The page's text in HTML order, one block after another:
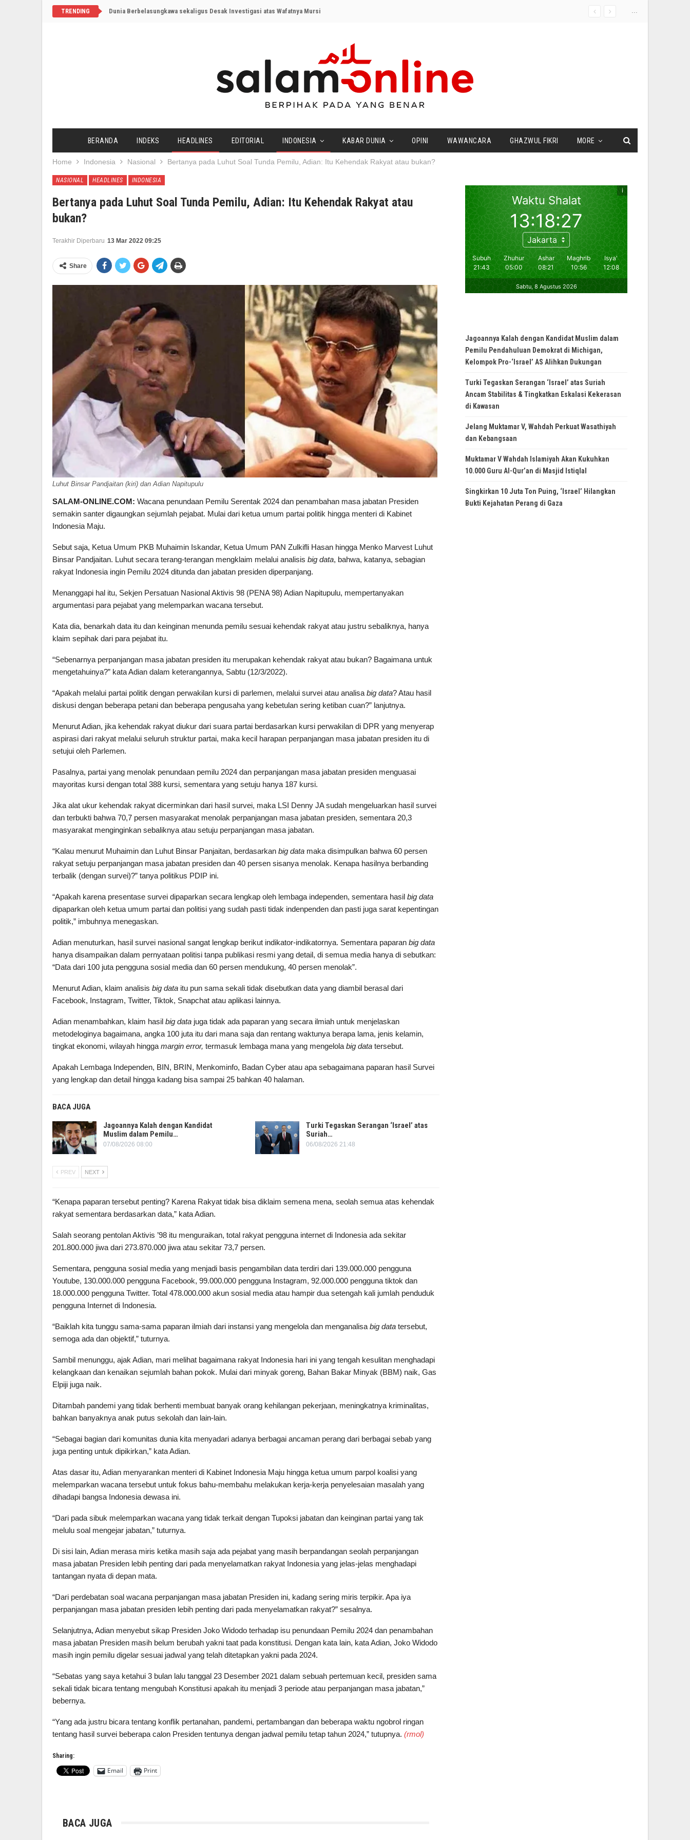
...
TRENDING Dunia Berbelasungkawa sekaligus Desak Investigasi atas Wafatnya Mursi
BERANDA INDEKS HEADLINES EDITORIAL INDONESIA KABAR DUNIA OPINI WAWANCARA GHAZWUL FIKRI MORE
Home Indonesia Nasional Bertanya pada Luhut Soal Tunda Pemilu, Adian: Itu Kehendak Rakyat atau bukan?
NASIONAL HEADLINES INDONESIA
Bertanya pada Luhut Soal Tunda Pemilu, Adian: Itu Kehendak Rakyat atau
bukan?
Terakhir Diperbaru 13 Mar 2022 09:25
Share
Luhut Binsar Pandjaitan (kiri) dan Adian Napitupulu
SALAM-ONLINE.COM: Wacana penundaan Pemilu Serentak 2024 dan penambahan masa jabatan Presiden
semakin santer digaungkan sejumlah pejabat. Mulai dari ketua umum partai politik hingga menteri di Kabinet
Indonesia Maju.
Sebut saja, Ketua Umum PKB Muhaimin Iskandar, Ketua Umum PAN Zulkifli Hasan hingga Menko Marvest Luhut
Binsar Pandjaitan. Luhut secara terang-terangan mengklaim melalui analisis big data, bahwa, katanya, sebagian
rakyat Indonesia ingin Pemilu 2024 ditunda dan jabatan presiden diperpanjang.
Menanggapi hal itu, Sekjen Persatuan Nasional Aktivis 98 (PENA 98) Adian Napitupulu, mempertanyakan
argumentasi para pejabat yang melemparkan wacana tersebut.
Kata dia, benarkah data itu dan keinginan menunda pemilu sesuai kehendak rakyat atau justru sebaliknya, hanya
klaim sepihak dari para pejabat itu.
“Sebenarnya perpanjangan masa jabatan presiden itu merupakan kehendak rakyat atau bukan? Bagaimana untuk
mengetahuinya?” kata Adian dalam keterangannya, Sabtu (12/3/2022).
“Apakah melalui partai politik dengan perwakilan kursi di parlemen, melalui survei atau analisa big data? Atau hasil
diskusi dengan beberapa petani dan beberapa pengusaha yang kebetulan sering ketiban cuan?” lanjutnya.
Menurut Adian, jika kehendak rakyat diukur dari suara partai berdasarkan kursi perwakilan di DPR yang menyerap
aspirasi dari rakyat melalui seluruh struktur partai, maka kecil harapan perpanjangan masa jabatan presiden itu di
setujui oleh Parlemen.
Pasalnya, partai yang menolak penundaan pemilu 2024 dan perpanjangan masa jabatan presiden menguasai
mayoritas kursi dengan total 388 kursi, sementara yang setuju hanya 187 kursi.
Jika alat ukur kehendak rakyat dicerminkan dari hasil survei, maka LSI Denny JA sudah mengeluarkan hasil survei
dan terbukti bahwa 70,7 persen masyarakat menolak perpanjangan masa jabatan presiden, sementara 20,3
masyarakat menginginkan sebaliknya atau setuju perpanjangan masa jabatan.
“Kalau menurut Muhaimin dan Luhut Binsar Panjaitan, berdasarkan big data maka disimpulkan bahwa 60 persen
rakyat setuju perpanjangan masa jabatan presiden dan 40 persen sisanya menolak. Kenapa hasilnya berbanding
terbalik (dengan survei)?” tanya politikus PDIP ini.
“Apakah karena presentase survei dipaparkan secara lengkap oleh lembaga independen, sementara hasil big data
dipaparkan oleh ketua umum partai dan politisi yang sudah pasti tidak indenpenden dan pasti juga sarat kepentingan
politik,” imbuhnya menegaskan.
Adian menuturkan, hasil survei nasional sangat lengkap berikut indikator-indikatornya. Sementara paparan big data
hanya disampaikan dalam pernyataan politisi tanpa publikasi resmi yang detail, di semua media hanya di sebutkan:
“Data dari 100 juta pengguna sosial media dan 60 persen mendukung, 40 persen menolak”.
Menurut Adian, klaim analisis big data itu pun sama sekali tidak disebutkan data yang diambil berasal dari
Facebook, Instagram, Twitter, Tiktok, Snapchat atau aplikasi lainnya.
Adian menambahkan, klaim hasil big data juga tidak ada paparan yang secara ilmiah untuk menjelaskan
metodeloginya bagaimana, angka 100 juta itu dari mana saja dan rentang waktunya berapa lama, jenis kelamin,
tingkat ekonomi, wilayah hingga margin error, termasuk lembaga mana yang mengelola big data tersebut.
Apakah Lembaga Independen, BIN, BRIN, Menkominfo, Badan Cyber atau apa sebagaimana paparan hasil Survei
yang lengkap dan detail hingga kadang bisa sampai 25 bahkan 40 halaman.
BACA JUGA
Jagoannya Kalah dengan Kandidat
Muslim dalam Pemilu…
07/08/2026 08:00
Turki Tegaskan Serangan ‘Israel’ atas
Suriah…
06/08/2026 21:48
PREV NEXT
“Kenapa paparan tersebut penting? Karena Rakyat tidak bisa diklaim semena mena, seolah semua atas kehendak
rakyat sementara berdasarkan data,” kata Adian.
Salah seorang pentolan Aktivis ’98 itu menguraikan, total rakyat pengguna internet di Indonesia ada sekitar
201.800.000 jiwa dari 273.870.000 jiwa atau sekitar 73,7 persen.
Sementara, pengguna sosial media yang menjadi basis pengambilan data terdiri dari 139.000.000 pengguna
Youtube, 130.000.000 pengguna Facebook, 99.000.000 pengguna Instagram, 92.000.000 pengguna tiktok dan
18.000.000 pengguna Twitter. Total 478.000.000 akun sosial media atau hampir dua setengah kali jumlah penduduk
pengguna Internet di Indonesia.
“Baiklah kita tunggu sama-sama paparan ilmiah dari instansi yang mengelola dan menganalisa big data tersebut,
semoga ada dan objektif,” tuturnya.
Sambil menunggu, ajak Adian, mari melihat bagaimana rakyat Indonesia hari ini yang tengah kesulitan menghadapi
kelangkaan dan kenaikan sejumlah bahan pokok. Mulai dari minyak goreng, Bahan Bakar Minyak (BBM) naik, Gas
Elpiji juga naik.
Ditambah pandemi yang tidak berhenti membuat banyak orang kehilangan pekerjaan, meningkatnya kriminalitas,
bahkan banyaknya anak putus sekolah dan lain-lain.
“Sebagai bagian dari komunitas dunia kita menyadari adanya berbagai ancaman perang dari berbagai sebab yang
juga penting untuk dipikirkan,” kata Adian.
Atas dasar itu, Adian menyarankan menteri di Kabinet Indonesia Maju hingga ketua umum parpol koalisi yang
melemparkan wacana tersebut untuk fokus bahu-membahu melakukan kerja-kerja penyelesaian masalah yang
dihadapi bangsa Indonesia dewasa ini.
“Dari pada sibuk melemparkan wacana yang tidak terkait dengan Tupoksi jabatan dan keinginan partai yang tak
melulu soal mengejar jabatan,” tuturnya.
Di sisi lain, Adian merasa miris ketika masih saja ada pejabat yang masih berpandangan seolah perpanjangan
masa jabatan Presiden lebih penting dari pada menyelamatkan rakyat Indonesia yang jelas-jelas menghadapi
tantangan nyata di depan mata.
“Dari perdebatan soal wacana perpanjangan masa jabatan Presiden ini, kadang sering miris terpikir. Apa iya
perpanjangan masa jabatan presiden lebih penting dari pada menyelamatkan rakyat?” sesalnya.
Selanjutnya, Adian menyebut sikap Presiden Joko Widodo terhadap isu penundaan Pemilu 2024 dan penambahan
masa jabatan Presiden masih belum berubah yakni taat pada konstitusi. Dengan kata lain, kata Adian, Joko Widodo
masih ingin pemilu digelar sesuai jadwal yang telah ditetapkan yakni pada 2024.
“Sebatas yang saya ketahui 3 bulan lalu tanggal 23 Desember 2021 dalam sebuah pertemuan kecil, presiden sama
sekali tidak bicara tentang mengubah Konstitusi apakah itu menjadi 3 periode atau perpanjangan masa jabatan,”
bebernya.
“Yang ada justru bicara tentang konflik pertanahan, pandemi, pertambangan dan beberapa waktu ngobrol ringan
tentang hasil survei beberapa calon Presiden tentunya dengan jadwal pemilu tetap tahun 2024,” tutupnya. (rmol)
Sharing:
Email Print
BACA JUGA
Jagoannya Kalah dengan Kandidat Muslim dalam
Pemilu Pendahuluan Demokrat di Michigan,
Kelompok Pro-‘Israel’ AS Alihkan Dukungan
Turki Tegaskan Serangan ‘Israel’ atas Suriah
Ancam Stabilitas & Tingkatkan Eskalasi Kekerasan
di Kawasan
Jelang Muktamar V, Wahdah Perkuat Wasathiyah
dan Kebangsaan
Muktamar V Wahdah Islamiyah Akan Kukuhkan
10.000 Guru Al-Qur’an di Masjid Istiqlal
Singkirkan 10 Juta Ton Puing, ‘Israel’ Hilangkan
Bukti Kejahatan Perang di Gaza